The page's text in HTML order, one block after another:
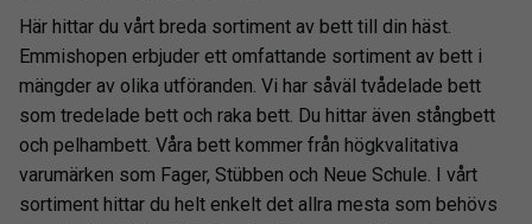
Här hittar du vårt breda sortiment av bett till din häst.
Emmishopen erbjuder ett omfattande sortiment av bett i
mängder av olika utföranden. Vi har såväl tvådelade bett
som tredelade bett och raka bett. Du hittar även stångbett
och pelhambett. Våra bett kommer från högkvalitativa
varumärken som Fager, Stübben och Neue Schule. I vårt
sortiment hittar du helt enkelt det allra mesta som behövs